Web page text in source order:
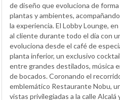
de diseño que evoluciona de
plantas y ambientes,
la experiencia. El Lobby Lounge,
al cliente durante todo el día con
evoluciona desde el café de
planta inferior, un exclusivo
entre grandes destilados, música
de bocados. Coronando el
emblemático Restaurante Nobu,
vistas privilegiadas a la calle